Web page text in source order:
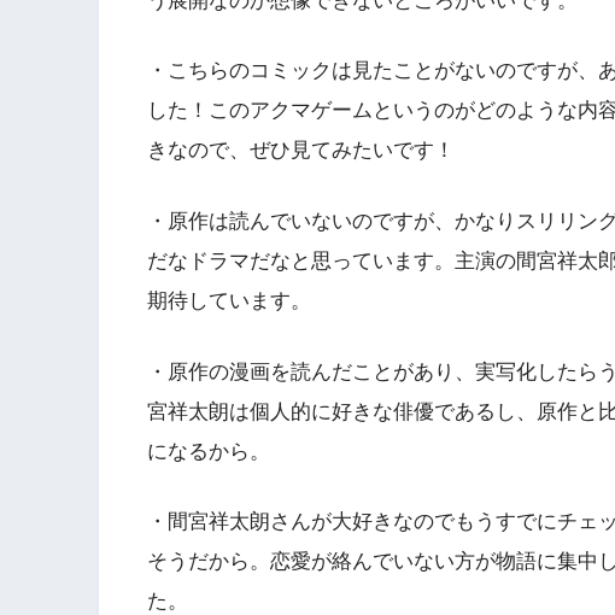
・こちらのコミックは見たことがないのですが、
した！このアクマゲームというのがどのような内
きなので、ぜひ見てみたいです！
・原作は読んでいないのですが、かなりスリリン
だなドラマだなと思っています。主演の間宮祥太
期待しています。
・原作の漫画を読んだことがあり、実写化したら
宮祥太朗は個人的に好きな俳優であるし、原作と
になるから。
・間宮祥太朗さんが大好きなのでもうすでにチェ
そうだから。恋愛が絡んでいない方が物語に集中
た。